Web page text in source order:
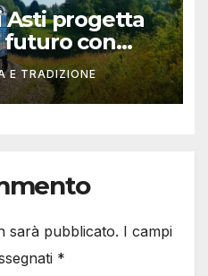
Asti progetta
futuro con
on line il
E TRADIZIONE
sarà pubblicato. I campi
*